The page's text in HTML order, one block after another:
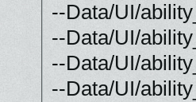
--Data/UI/
--Data/UI/
--Data/UI/
--Data/UI/